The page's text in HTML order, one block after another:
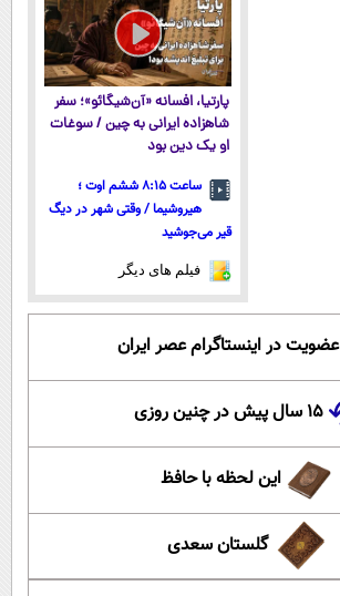
پارتیا، افسانه «آن‌شیگائو»؛ سفر
شاهزاده ایرانی به چین / سوغات
او یک دین بود
ساعت ۸:۱۵ ششم اوت ؛
هیروشیما / وقتی شهر در دیگ
قیر می‌جوشید
فیلم های دیگر
عضویت در اینستاگرام عصر ایران
۱۵ سال پیش در چنین روزی
این لحظه با حافظ
گلستان سعدی